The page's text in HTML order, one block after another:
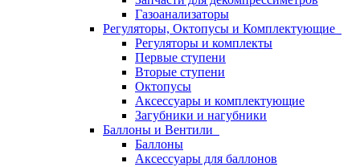
Газоанализаторы
Регуляторы, Октопусы и Комплектующие
Регуляторы и комплекты
Первые ступени
Вторые ступени
Октопусы
Аксессуары и комплектующие
Загубники и нагубники
Баллоны и Вентили
Баллоны
Аксессуары для баллонов